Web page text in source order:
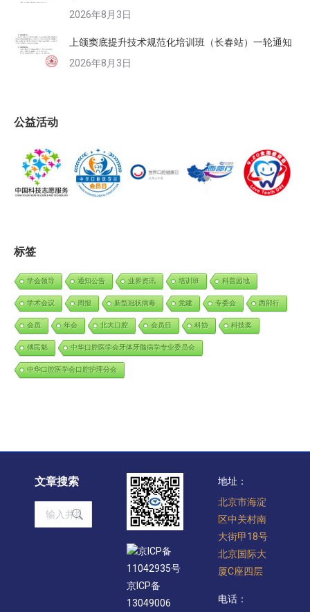
2026年8月3日
上颌窦底提升技术规范化培训班（长春站）一轮通知
2026年8月3日
公益活动
标签
学会领导 通知公告 业界资讯 培训班 科普园地
学术会议 周报 新型冠状病毒 党建 专委会 西部行
会员 年会 北大口腔 会员日 科协 科技奖
傅民魁 中华口腔医学会牙体牙髓病学专业委员会
中华口腔医学会口腔护理分会
文章搜索
Search:
京ICP备
11042935号
京ICP备
13049006
地址：
北京市海淀
区中关村南
大街甲18号
北京国际大
厦C座四层
电话：